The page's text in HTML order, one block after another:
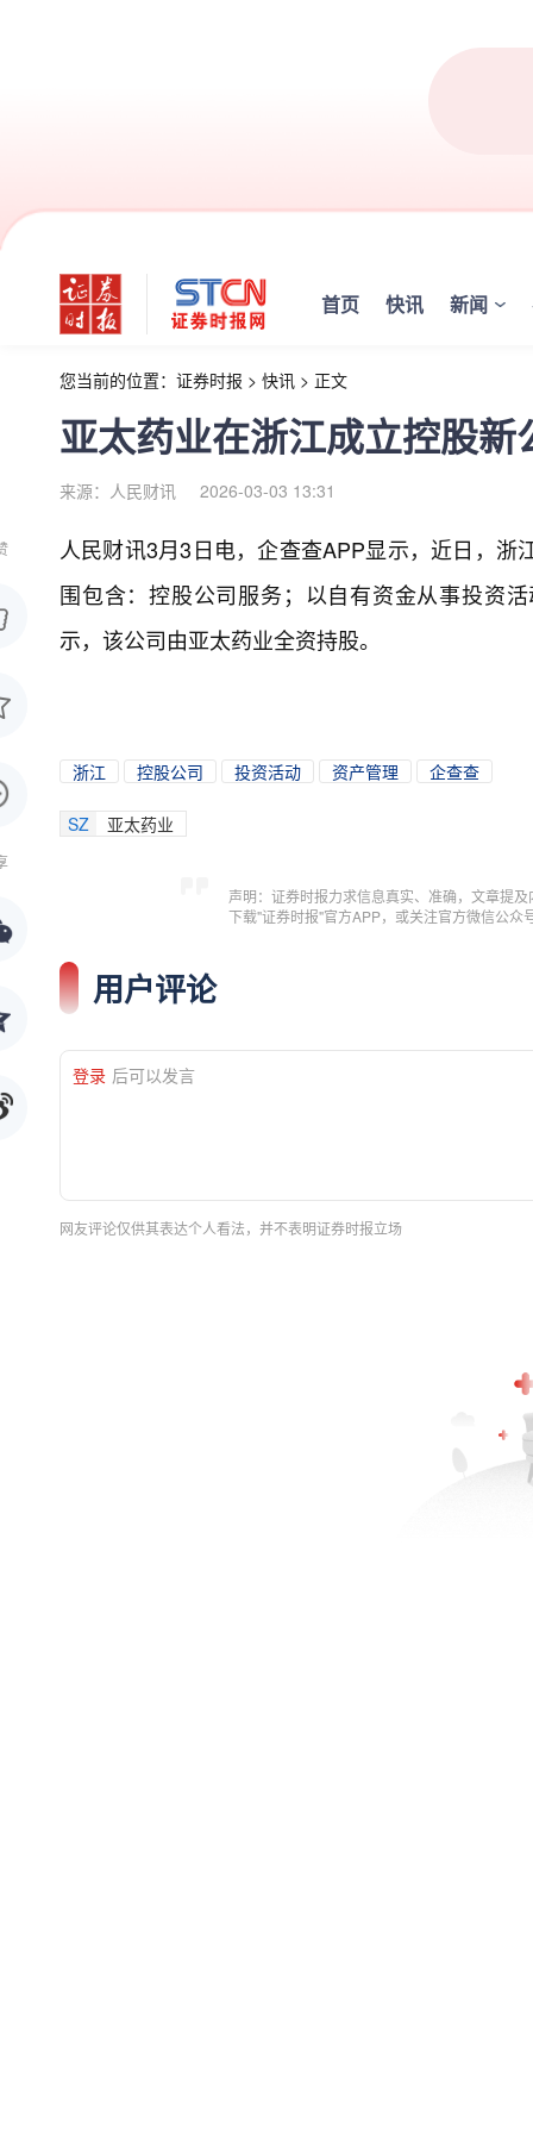
首页 快讯 新闻
您当前的位置： 证券时报 > 快讯 > 正文
亚太药业在浙江成立控股新
来源：人民财讯 2026-03-03 13:31
人民财讯3月3日电， 企查查APP显示，近日，浙
围包含：控股公司服务；以自有资金从事投资
示，该公司由亚太药业全资持股。
浙江 控股公司 投资活动 资产管理 企查查
SZ 亚太药业
声明：证券时报力求信息真实、准确，文章提
下载"证券时报"官方APP，或关注官方微信公
用户评论
登录 后可以发言
网友评论仅供其表达个人看法，并不表明证券时报立场